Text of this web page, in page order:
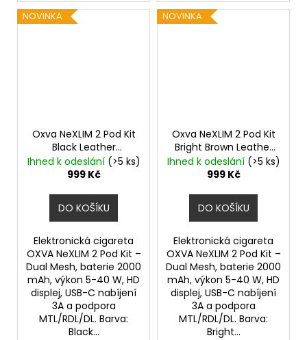
NOVINKA
Oxva NeXLIM 2 Pod Kit
Black Leather
2000mAh
Ihned k odeslání (>5 ks)
999 Kč
DO KOŠÍKU
Elektronická cigareta
OXVA NeXLIM 2 Pod Kit –
Dual Mesh, baterie 2000
mAh, výkon 5-40 W, HD
displej, USB-C nabíjení
3A a podpora
MTL/RDL/DL. Barva:
Black...
NOVINKA
Oxva NeXLIM 2 Pod Kit
Bright Brown Leather
2000mAh
Ihned k odeslání (>5 ks)
999 Kč
DO KOŠÍKU
Elektronická cigareta
OXVA NeXLIM 2 Pod Kit –
Dual Mesh, baterie 2000
mAh, výkon 5-40 W, HD
displej, USB-C nabíjení
3A a podpora
MTL/RDL/DL. Barva:
Bright...